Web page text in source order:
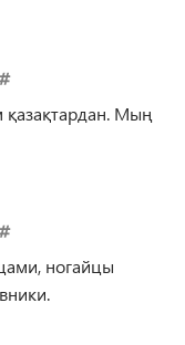
қазақтардан. Мың
ногайцы